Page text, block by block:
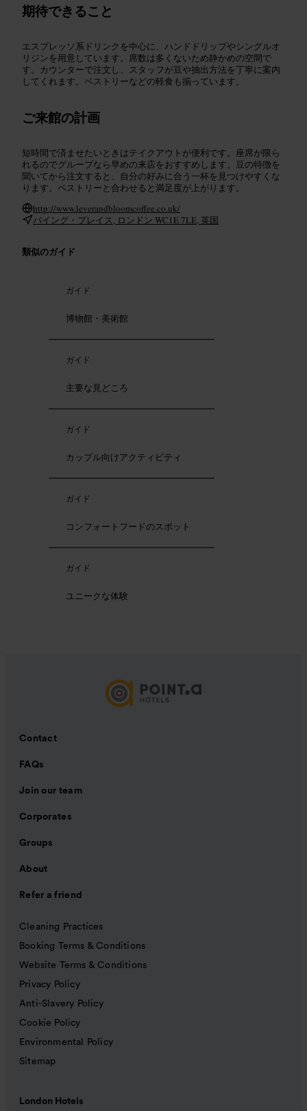
期待できること
エスプレッソ系ドリンクを中心に、ハンドドリップやシングルオ
リジンを用意しています。席数は多くないため静かめの空間で
す。カウンターで注文し、スタッフが豆や抽出方法を丁寧に案内
してくれます。ペストリーなどの軽食も揃っています。
ご来館の計画
短時間で済ませたいときはテイクアウトが便利です。座席が限ら
れるのでグループなら早めの来店をおすすめします。豆の特徴を
聞いてから注文すると、自分の好みに合う一杯を見つけやすくな
ります。ペストリーと合わせると満足度が上がります。
http://www.leverandbloomcoffee.co.uk/
バイング・プレイス, ロンドン WC1E 7LE, 英国
類似のガイド
ガイド
博物館・美術館
ガイド
主要な見どころ
ガイド
カップル向けアクティビティ
ガイド
コンフォートフードのスポット
ガイド
ユニークな体験
Contact
FAQs
Join our team
Corporates
Groups
About
Refer a friend
Cleaning Practices
Booking Terms & Conditions
Website Terms & Conditions
Privacy Policy
Anti-Slavery Policy
Cookie Policy
Environmental Policy
Sitemap
London Hotels